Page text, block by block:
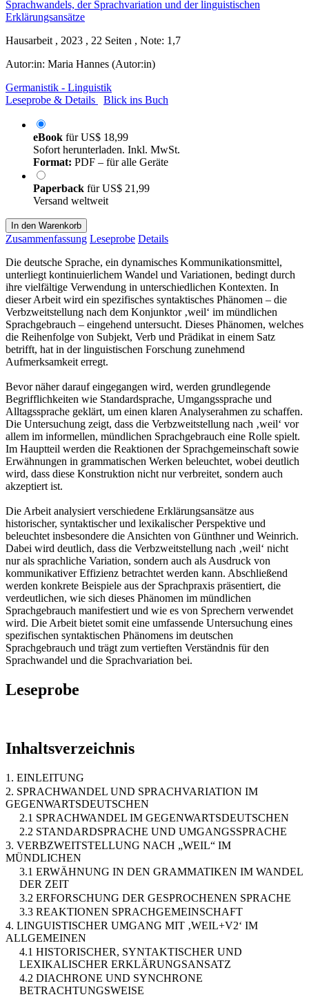
Hausarbeit , 2023 , 22 Seiten , Note: 1,7
Autor:in: Maria Hannes (Autor:in)
Germanistik - Linguistik
Leseprobe & Details
Blick ins Buch
eBook fürUS$ 18,99
Sofort herunterladen. Inkl. MwSt.
Format: PDF – für alle Geräte
Paperback fürUS$ 21,99
Versand weltweit
In den Warenkorb
Zusammenfassung Leseprobe Details
Die deutsche Sprache, ein dynamisches Kommunikationsmittel,
unterliegt kontinuierlichem Wandel und Variationen, bedingt durch
ihre vielfältige Verwendung in unterschiedlichen Kontexten. In
dieser Arbeit wird ein spezifisches syntaktisches Phänomen – die
Verbzweitstellung nach dem Konjunktor ‚weil‘ im mündlichen
Sprachgebrauch – eingehend untersucht. Dieses Phänomen, welches
die Reihenfolge von Subjekt, Verb und Prädikat in einem Satz
betrifft, hat in der linguistischen Forschung zunehmend
Aufmerksamkeit erregt.
Bevor näher darauf eingegangen wird, werden grundlegende
Begrifflichkeiten wie Standardsprache, Umgangssprache und
Alltagssprache geklärt, um einen klaren Analyserahmen zu schaffen.
Die Untersuchung zeigt, dass die Verbzweitstellung nach ‚weil‘ vor
allem im informellen, mündlichen Sprachgebrauch eine Rolle spielt.
Im Hauptteil werden die Reaktionen der Sprachgemeinschaft sowie
Erwähnungen in grammatischen Werken beleuchtet, wobei deutlich
wird, dass diese Konstruktion nicht nur verbreitet, sondern auch
akzeptiert ist.
Die Arbeit analysiert verschiedene Erklärungsansätze aus
historischer, syntaktischer und lexikalischer Perspektive und
beleuchtet insbesondere die Ansichten von Günthner und Weinrich.
Dabei wird deutlich, dass die Verbzweitstellung nach ‚weil‘ nicht
nur als sprachliche Variation, sondern auch als Ausdruck von
kommunikativer Effizienz betrachtet werden kann. Abschließend
werden konkrete Beispiele aus der Sprachpraxis präsentiert, die
verdeutlichen, wie sich dieses Phänomen im mündlichen
Sprachgebrauch manifestiert und wie es von Sprechern verwendet
wird. Die Arbeit bietet somit eine umfassende Untersuchung eines
spezifischen syntaktischen Phänomens im deutschen
Sprachgebrauch und trägt zum vertieften Verständnis für den
Sprachwandel und die Sprachvariation bei.
Leseprobe
Inhaltsverzeichnis
1. EINLEITUNG
2. SPRACHWANDEL UND SPRACHVARIATION IM
GEGENWARTSDEUTSCHEN
2.1 SPRACHWANDEL IM GEGENWARTSDEUTSCHEN
2.2 STANDARDSPRACHE UND UMGANGSSPRACHE
3. VERBZWEITSTELLUNG NACH „WEIL“ IM
MÜNDLICHEN
3.1 ERWÄHNUNG IN DEN GRAMMATIKEN IM WANDEL
DER ZEIT
3.2 ERFORSCHUNG DER GESPROCHENEN SPRACHE
3.3 REAKTIONEN SPRACHGEMEINSCHAFT
4. LINGUISTISCHER UMGANG MIT ‚WEIL+V2‘ IM
ALLGEMEINEN
4.1 HISTORISCHER, SYNTAKTISCHER UND
LEXIKALISCHER ERKLÄRUNGSANSATZ
4.2 DIACHRONE UND SYNCHRONE
BETRACHTUNGSWEISE